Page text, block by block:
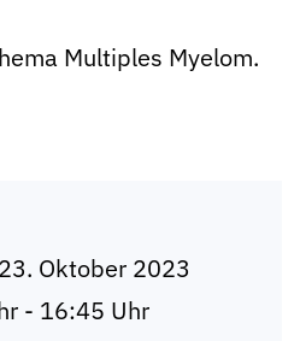
Multiples Myelom.
Oktober 2023
- 16:45 Uhr